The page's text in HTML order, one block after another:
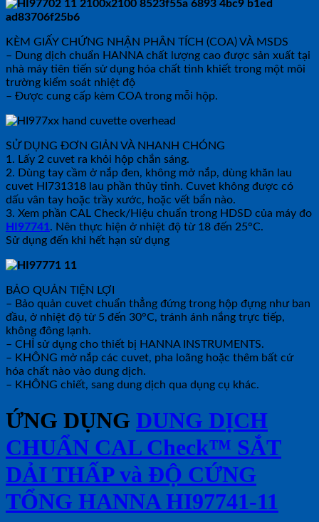
KÈM GIẤY CHỨNG NHẬN PHÂN TÍCH (COA) VÀ MSDS
– Dung dịch chuẩn HANNA chất lượng cao được sản xuất tại
nhà máy tiên tiến sử dụng hóa chất tinh khiết trong một môi
trường kiểm soát nhiệt độ
– Được cung cấp kèm COA trong mỗi hộp.
SỬ DỤNG ĐƠN GIẢN VÀ NHANH CHÓNG
1. Lấy 2 cuvet ra khỏi hộp chắn sáng.
2. Dùng tay cầm ở nắp đen, không mở nắp, dùng khăn lau
cuvet HI731318 lau phần thủy tinh. Cuvet không được có
dấu vân tay hoặc trầy xước, hoặc vết bẩn nào.
3. Xem phần CAL Check/Hiệu chuẩn trong HDSD của máy đo
HI97741. Nên thực hiện ở nhiệt độ từ 18 đến 25°C.
Sử dụng đến khi hết hạn sử dụng
BẢO QUẢN TIỆN LỢI
– Bảo quản cuvet chuẩn thẳng đứng trong hộp đựng như ban
đầu, ở nhiệt độ từ 5 đến 30°C, tránh ánh nắng trực tiếp,
không đông lạnh.
– CHỈ sử dụng cho thiết bị HANNA INSTRUMENTS.
– KHÔNG mở nắp các cuvet, pha loãng hoặc thêm bất cứ
hóa chất nào vào dung dịch.
– KHÔNG chiết, sang dung dịch qua dụng cụ khác.
ỨNG DỤNG DUNG DỊCH
CHUẨN CAL Check™ SẮT
DẢI THẤP và ĐỘ CỨNG
TỔNG HANNA HI97741-11